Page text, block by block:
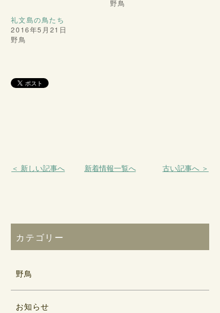
野鳥
礼文島の鳥たち
2016年5月21日
野鳥
＜ 新しい記事へ 新着情報一覧へ 古い記事へ ＞
カテゴリー
野鳥
お知らせ